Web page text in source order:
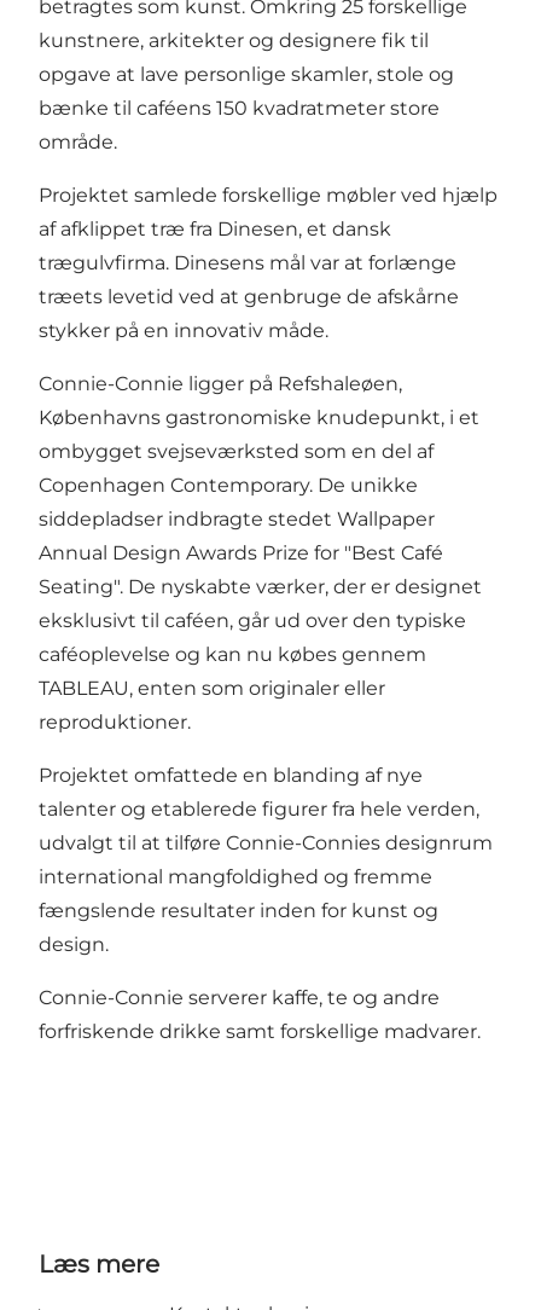
betragtes som kunst. Omkring 25 forskellige
kunstnere, arkitekter og designere fik til
opgave at lave personlige skamler, stole og
bænke til caféens 150 kvadratmeter store
område.
Projektet samlede forskellige møbler ved hjælp
af afklippet træ fra Dinesen, et dansk
trægulvfirma. Dinesens mål var at forlænge
træets levetid ved at genbruge de afskårne
stykker på en innovativ måde.
Connie-Connie ligger på Refshaleøen,
Københavns gastronomiske knudepunkt, i et
ombygget svejseværksted som en del af
Copenhagen Contemporary. De unikke
siddepladser indbragte stedet Wallpaper
Annual Design Awards Prize for "Best Café
Seating". De nyskabte værker, der er designet
eksklusivt til caféen, går ud over den typiske
caféoplevelse og kan nu købes gennem
TABLEAU, enten som originaler eller
reproduktioner.
Projektet omfattede en blanding af nye
talenter og etablerede figurer fra hele verden,
udvalgt til at tilføre Connie-Connies designrum
international mangfoldighed og fremme
fængslende resultater inden for kunst og
design.
Connie-Connie serverer kaffe, te og andre
forfriskende drikke samt forskellige madvarer.
Læs mere